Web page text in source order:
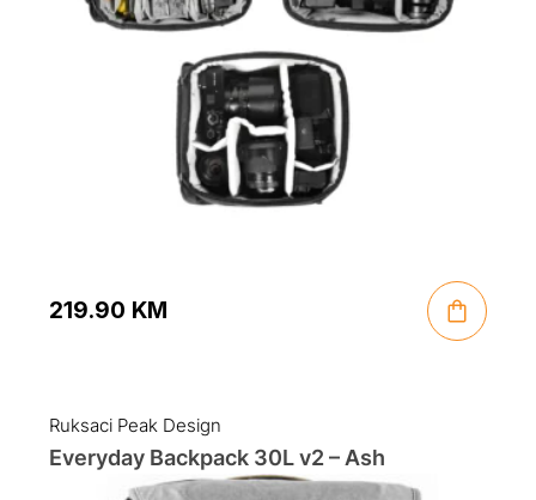
219.90 KM
Ruksaci Peak Design
Everyday Backpack 30L v2 – Ash